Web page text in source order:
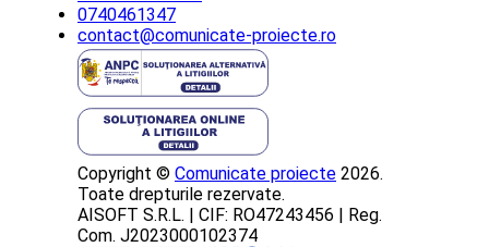
0740461347
contact@comunicate-proiecte.ro
Copyright © Comunicate proiecte 2026.
Toate drepturile rezervate.
AISOFT S.R.L. | CIF: RO47243456 | Reg.
Com. J2023000102374